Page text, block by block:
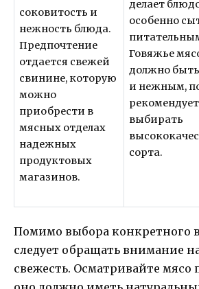
соковитость и
нежность блюда.
Предпочтение
отдается свежей
свинине, которую
можно
приобрести в
мясных отделах
надежных
продуктовых
магазинов.
делает
особенно
Говяжье
должно
и нежным,
выбирать
сорта.
Помимо выбора конкретного
следует обращать внимание
свежесть. Осматривайте мясо